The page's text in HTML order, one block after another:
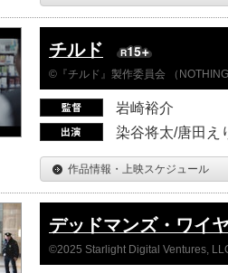
チルド
©『チルド』製作委員会 （
岩崎裕介
染谷将太/唐田え
作品情報・上映スケジュール
デッドマンズ・ワイ
©2025 Starlight Digital Ventures,